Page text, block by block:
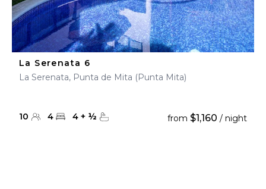
La Serenata 6
La Serenata, Punta de Mita (Punta Mita)
10 4 4 + ½ from $1,160 / night